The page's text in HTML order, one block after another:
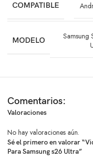
Huella 100% sensible
–
– Colores
Recubrimiento oleofóbico
limpieza
Disfruta de la máxima
Ultra.
COMPATIBLE
MODELO
Samsung
Comentarios:
Valoraciones
No hay valoraciones aún.
Sé el primero en valorar
Para Samsung s26 Ultra”